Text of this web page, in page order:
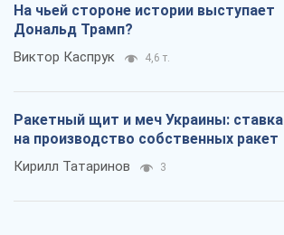
На чьей стороне истории выступает
Дональд Трамп?
Виктор Каспрук 4,6 т.
Ракетный щит и меч Украины: ставка
на производство собственных ракет
Кирилл Татаринов 3